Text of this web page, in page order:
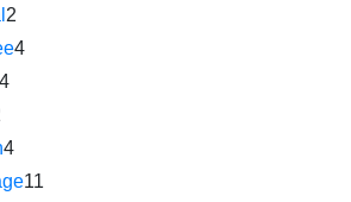
2
4
4
4
11